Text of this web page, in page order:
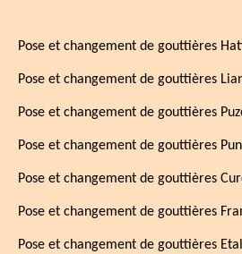
Pose et changement de gouttières
Pose et changement de gouttières
Pose et changement de gouttières
Pose et changement de gouttières
Pose et changement de gouttières
Pose et changement de gouttières
Pose et changement de gouttières